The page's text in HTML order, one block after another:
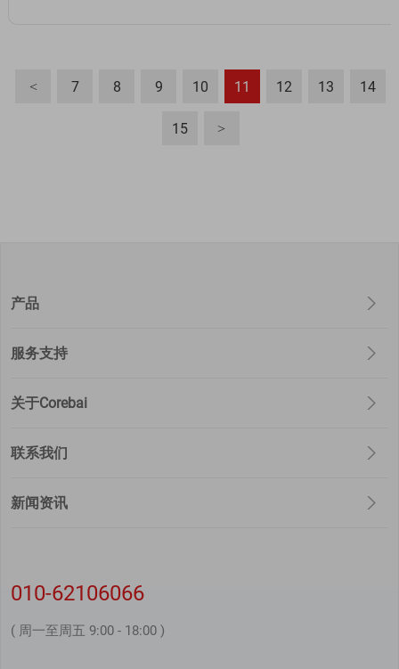
< 7 8 9 10 11 12 13 14
15 >
产品
服务支持
关于Corebai
联系我们
新闻资讯
010-62106066
( 周一至周五 9:00 - 18:00 )